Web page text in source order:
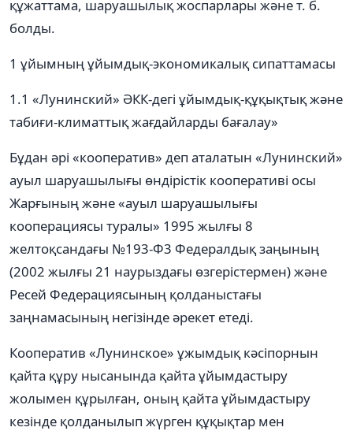
құжаттама, шаруашылық жоспарлары және т. б.
болды.
1 ұйымның ұйымдық-экономикалық сипаттамасы
1.1 «Лунинский» ӘКК-дегі ұйымдық-құқықтық және
табиғи-климаттық жағдайларды бағалау»
Бұдан әрі «кооператив» деп аталатын «Лунинский»
ауыл шаруашылығы өндірістік кооперативі осы
Жарғының және «ауыл шаруашылығы
кооперациясы туралы» 1995 жылғы 8
желтоқсандағы №193-Ф3 Федералдық заңының
(2002 жылғы 21 наурыздағы өзгерістермен) және
Ресей Федерациясының қолданыстағы
заңнамасының негізінде әрекет етеді.
Кооператив «Лунинское» ұжымдық кәсіпорнын
қайта құру нысанында қайта ұйымдастыру
жолымен құрылған, оның қайта ұйымдастыру
кезінде қолданылып жүрген құқықтар мен